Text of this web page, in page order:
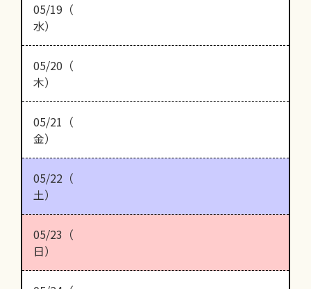
05/19（
水）
05/20（
木）
05/21（
金）
05/22（
土）
05/23（
日）